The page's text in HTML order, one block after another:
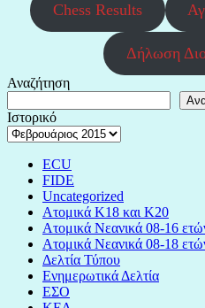
Chess Results
Δήλωση
Αναζήτηση
Ιστορικό
ECU
FIDE
Uncategorized
Ατομικά Κ18 και Κ20
Ατομικά Νεανικά 08-16
Ατομικά Νεανικά 08-18
Δελτία Τύπου
Ενημερωτικά Δελτία
ΕΣΟ